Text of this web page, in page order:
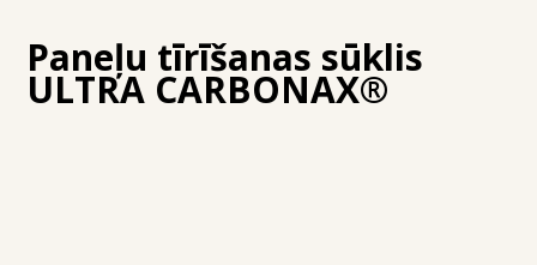
Paneļu tīrīšanas sūklis
ULTRA CARBONAX®